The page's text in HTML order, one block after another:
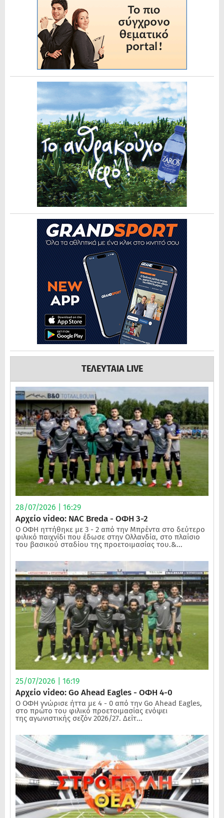
ΤΕΛΕΥΤΑΙΑ LIVE
28/07/2026 | 16:29
Αρχείο video: NAC Breda - ΟΦΗ 3-2
Ο ΟΦΗ ηττήθηκε με 3 - 2 από την Μπρέντα στο δεύτερο
φιλικό παιχνίδι που έδωσε στην Ολλανδία, στο πλαίσιο
του βασικού σταδίου της προετοιμασίας του.&...
25/07/2026 | 16:19
Αρχείο video: Go Ahead Eagles - ΟΦΗ 4-0
Ο ΟΦΗ γνώρισε ήττα με 4 - 0 από την Go Ahead Eagles,
στο πρώτο του φιλικό προετοιμασίας ενόψει
της αγωνιστικής σεζόν 2026/27. Δείτ...